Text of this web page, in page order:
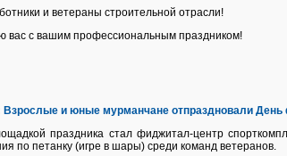
и ветераны строительной отрасли!
вас с вашим профессиональным праздником!
Взрослые и юные мурманчане отпраздновали День
праздника стал фиджитал-центр
по петанку (игре в шары) среди команд ветеранов.